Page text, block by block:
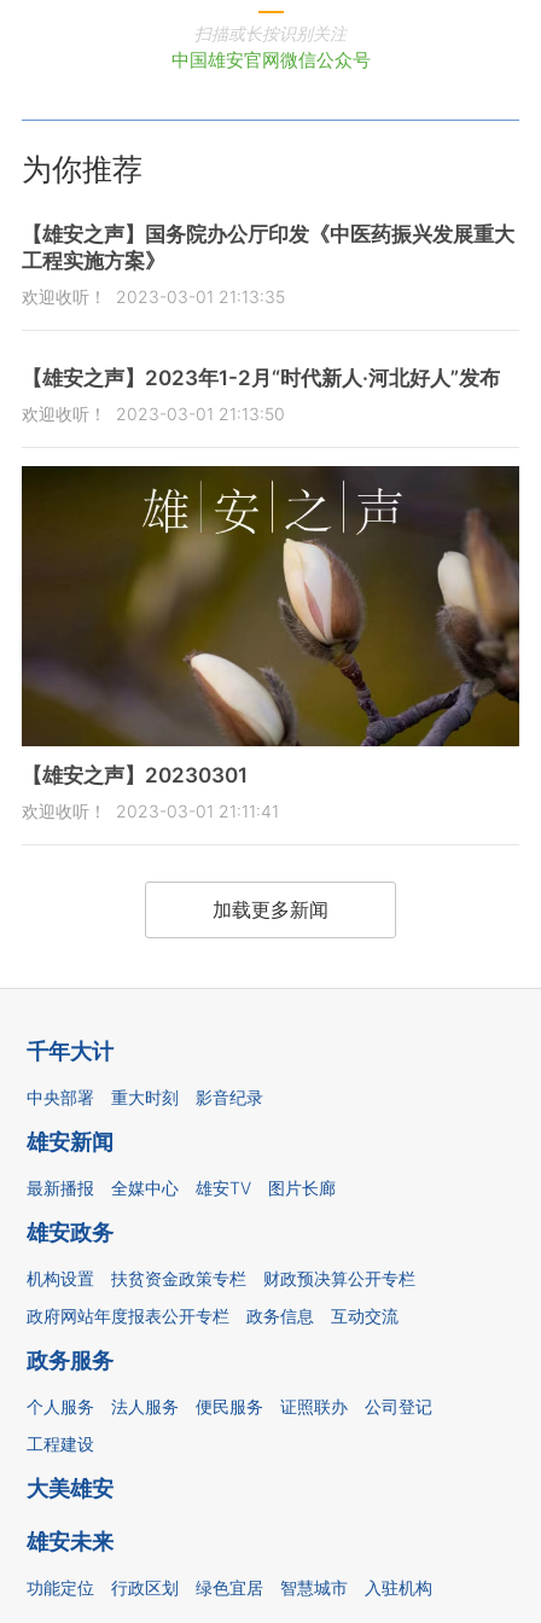
扫描或长按识别关注
中国雄安官网微信公众号
为你推荐
【雄安之声】国务院办公厅印发《中医药振兴发展重大
工程实施方案》
欢迎收听！ 2023-03-01 21:13:35
【雄安之声】2023年1-2月“时代新人·河北好人”发布
欢迎收听！ 2023-03-01 21:13:50
【雄安之声】20230301
欢迎收听！ 2023-03-01 21:11:41
加载更多新闻
千年大计
中央部署 重大时刻 影音纪录
雄安新闻
最新播报 全媒中心 雄安TV 图片长廊
雄安政务
机构设置 扶贫资金政策专栏
财政预决算公开专栏
政府网站年度报表公开专栏
政务信息 互动交流
政务服务
个人服务 法人服务 便民服务 证照联办
公司登记
工程建设
大美雄安
雄安未来
功能定位 行政区划 绿色宜居 智慧城市 入驻机构